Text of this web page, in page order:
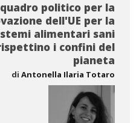
quadro politico per la
dell'UE per la
alimentari sani
i confini del
pianeta
di Antonella Ilaria Totaro